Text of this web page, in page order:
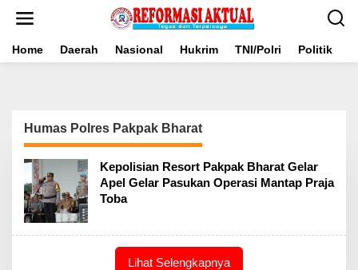
Home Daerah Nasional Hukrim TNI/Polri Politik
Humas Polres Pakpak Bharat
Kepolisian Resort Pakpak Bharat Gelar
Apel Gelar Pasukan Operasi Mantap Praja
Toba
Lihat Selengkapnya